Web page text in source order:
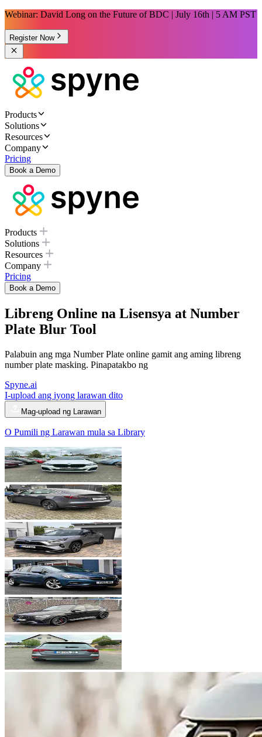
Webinar: David Long on the Future of BDC | July 16th | 5 AM PST
Register Now
Products
Solutions
Resources
Company
Pricing
Book a Demo
Products
Solutions
Resources
Company
Pricing
Book a Demo
Libreng Online na Lisensya at Number
Plate Blur Tool
Palabuin ang mga Number Plate online gamit ang aming libreng
number plate masking. Pinapatakbo ng
Spyne.ai
I-upload ang iyong larawan dito
Mag-upload ng Larawan
O Pumili ng Larawan mula sa Library